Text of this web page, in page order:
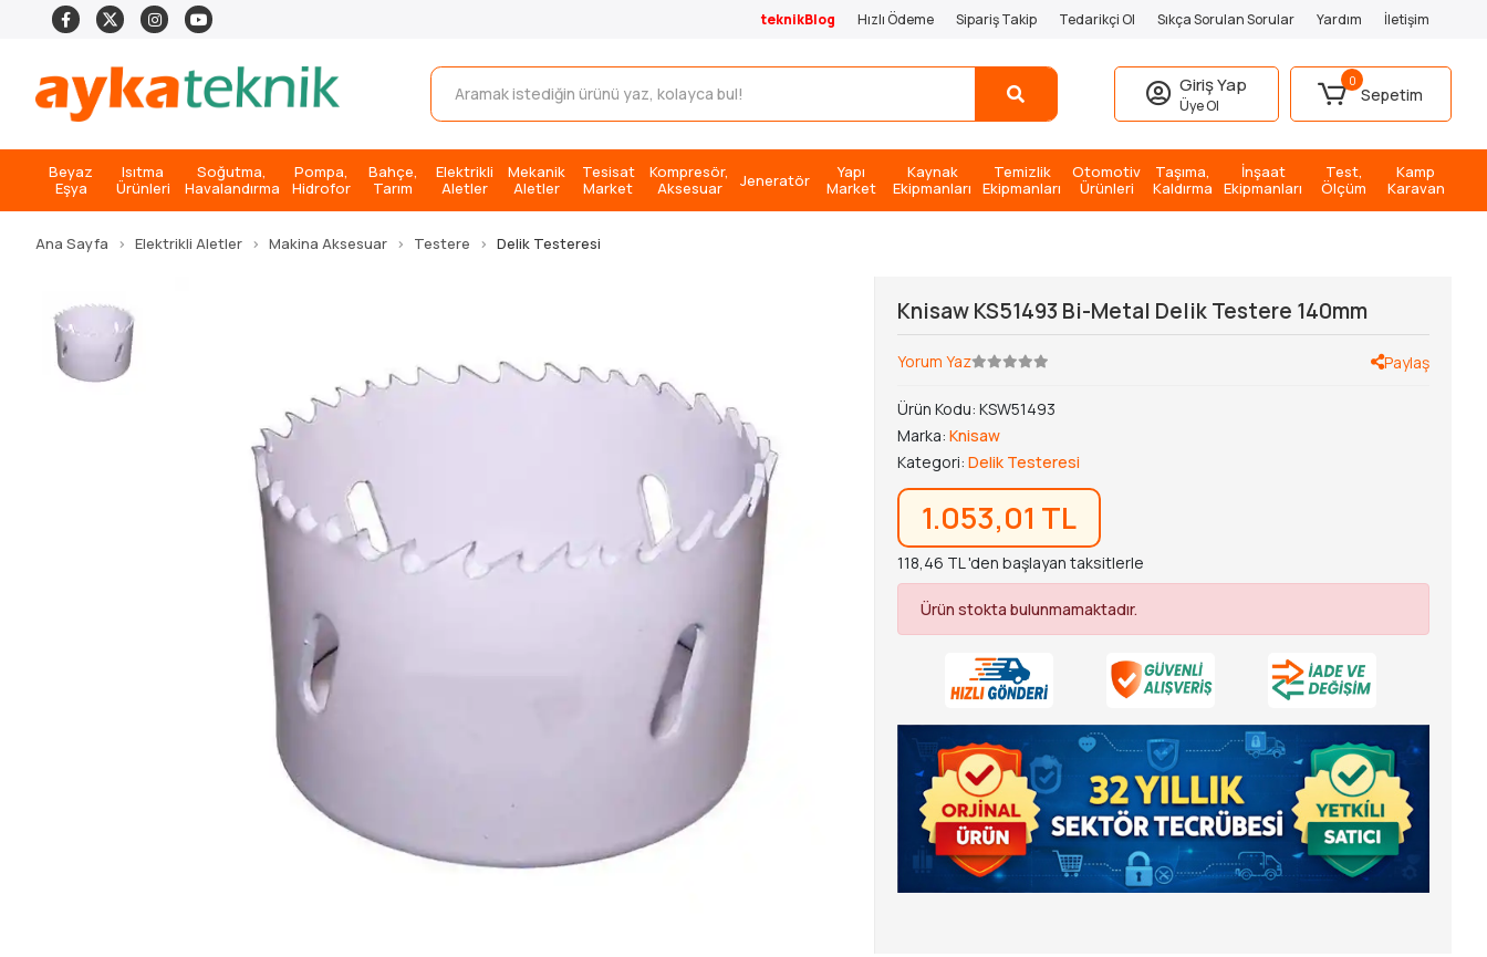
teknikBlog Hızlı Ödeme Sipariş Takip Tedarikçi Ol Sıkça Sorulan Sorular Yardım İletişim
Giriş Yap
Üye Ol
0
Sepetim
Beyaz
Eşya
Isıtma
Ürünleri
Soğutma,
Havalandırma
Pompa,
Hidrofor
Bahçe,
Tarım
Elektrikli
Aletler
Mekanik
Aletler
Tesisat
Market
Kompresör,
Aksesuar
Jeneratör
Yapı
Market
Kaynak
Ekipmanları
Temizlik
Ekipmanları
Otomotiv
Ürünleri
Taşıma,
Kaldırma
İnşaat
Ekipmanları
Test,
Ölçüm
Kamp
Karavan
Ana Sayfa Elektrikli Aletler Makina Aksesuar Testere Delik Testeresi
Knisaw KS51493 Bi-Metal Delik Testere 140mm
Yorum Yaz Paylaş
Ürün Kodu:KSW51493
Marka:Knisaw
Kategori:Delik Testeresi
1.053,01 TL
118,46 TL 'den başlayan taksitlerle
Ürün stokta bulunmamaktadır.